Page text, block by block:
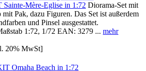
Mère-Eglise in 1:72 Diorama-Set mit
mit Pak, dazu Figuren. Das Set ist außerdem
und Pinsel ausgestattet.
1:72, 1/72 EAN: 3279 ... mehr
20% MwSt]